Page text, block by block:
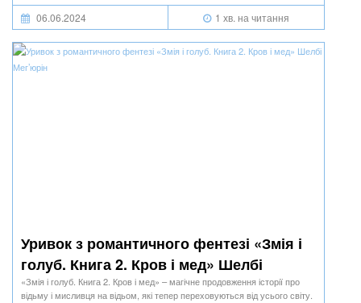
06.06.2024 1 хв. на читання
Уривок з романтичного фентезі «Змія і
голуб. Книга 2. Кров і мед» Шелбі
Мег’юрін
«Змія і голуб. Книга 2. Кров і мед» – магічне продовження історії про
відьму і мисливця на відьом, які тепер переховуються від усього світу.